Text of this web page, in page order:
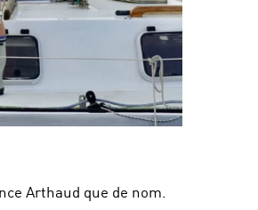
Arthaud que de nom.